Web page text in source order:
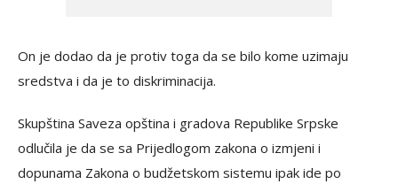
On je dodao da je protiv toga da se bilo kome uzimaju
sredstva i da je to diskriminacija.
Skupština Saveza opština i gradova Republike Srpske
odlučila je da se sa Prijedlogom zakona o izmjeni i
dopunama Zakona o budžetskom sistemu ipak ide po